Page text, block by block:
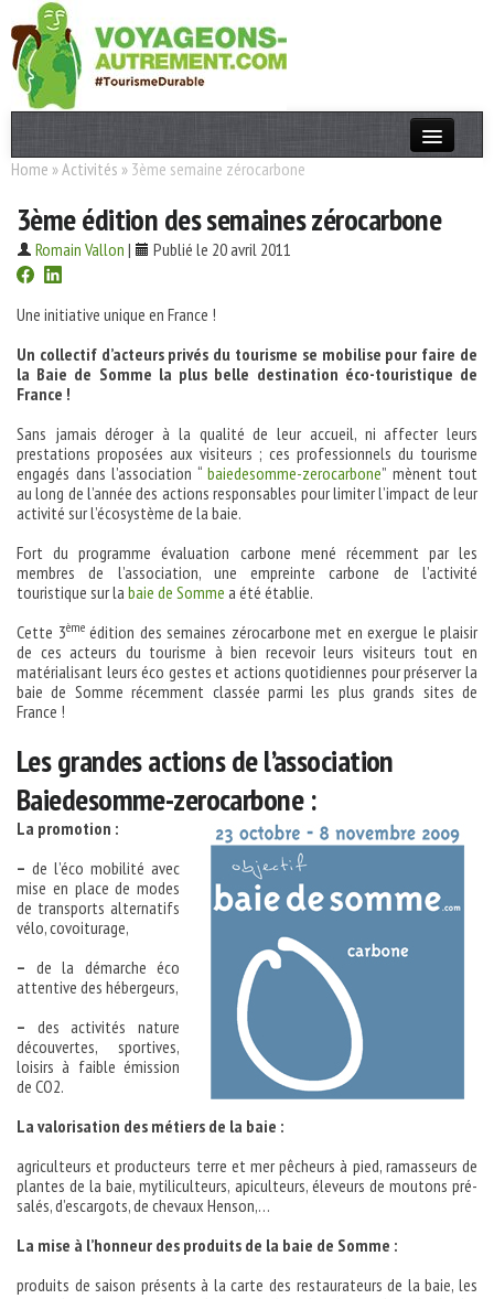
Actualités
T. Responsable
Destinations
Acteurs
Thèmes
Home »Activités » 3ème semaine zérocarbone
3ème édition des semaines zérocarbone
Romain Vallon | Publié le 20 avril 2011
Une initiative unique en France !
Un collectif d’acteurs privés du tourisme se mobilise pour faire de
la Baie de Somme la plus belle destination éco-touristique de
France !
Sans jamais déroger à la qualité de leur accueil, ni affecter leurs
prestations proposées aux visiteurs ; ces professionnels du tourisme
engagés dans l’association “ baiedesomme-zerocarbone” mènent tout
au long de l’année des actions responsables pour limiter l’impact de leur
activité sur l’écosystème de la baie.
Fort du programme évaluation carbone mené récemment par les
membres de l’association, une empreinte carbone de l’activité
touristique sur la baie de Somme a été établie.
Cette 3èmeédition des semaines zérocarbone met en exergue le plaisir
de ces acteurs du tourisme à bien recevoir leurs visiteurs tout en
matérialisant leurs éco gestes et actions quotidiennes pour préserver la
baie de Somme récemment classée parmi les plus grands sites de
France !
Les grandes actions de l’association
Baiedesomme-zerocarbone :
La promotion :
– de l’éco mobilité avec
mise en place de modes
de transports alternatifs
vélo, covoiturage,
– de la démarche éco
attentive des hébergeurs,
– des activités nature
découvertes, sportives,
loisirs à faible émission
de CO2.
La valorisation des métiers de la baie :
agriculteurs et producteurs terre et mer pêcheurs à pied, ramasseurs de
plantes de la baie, mytiliculteurs, apiculteurs, éleveurs de moutons pré-
salés, d’escargots, de chevaux Henson,…
La mise à l’honneur des produits de la baie de Somme :
produits de saison présents à la carte des restaurateurs de la baie, les